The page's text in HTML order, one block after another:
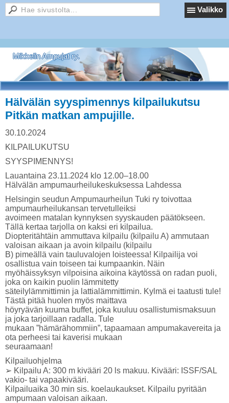
Valikko
Mikkelin Ampujat ry.
Hälvälän syyspimennys kilpailukutsu
Pitkän matkan ampujille.
30.10.2024
KILPAILUKUTSU
SYYSPIMENNYS!
Lauantaina 23.11.2024 klo 12.00–18.00
Hälvälän ampumaurheilukeskuksessa Lahdessa
Helsingin seudun Ampumaurheilun Tuki ry toivottaa
ampumaurheilukansan tervetulleiksi
avoimeen matalan kynnyksen syyskauden päätökseen.
Tällä kertaa tarjolla on kaksi eri kilpailua.
Diopteritähtäin ammuttava kilpailu (kilpailu A) ammutaan
valoisan aikaan ja avoin kilpailu (kilpailu
B) pimeällä vain tauluvalojen loisteessa! Kilpailija voi
osallistua vain toiseen tai kumpaankin. Näin
myöhäissyksyn vilpoisina aikoina käytössä on radan puoli,
joka on kaikin puolin lämmitetty
säteilylämmittimin ja lattialämmittimin. Kylmä ei taatusti tule!
Tästä pitää huolen myös maittava
höyryävän kuuma buffet, joka kuuluu osallistumismaksuun
ja joka tarjoillaan radalla. Tule
mukaan ”hämärähommiin”, tapaamaan ampumakavereita ja
ota perheesi tai kaverisi mukaan
seuraamaan!
Kilpailuohjelma
➢ Kilpailu A: 300 m kivääri 20 ls makuu. Kivääri: ISSF/SAL
vakio- tai vapaakivääri.
Kilpailuaika 30 min sis. koelaukaukset. Kilpailu pyritään
ampumaan valoisan aikaan.